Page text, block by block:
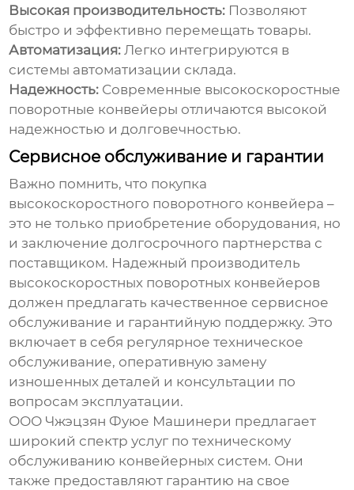
Высокая производительность: Позволяют
быстро и эффективно перемещать товары.
Автоматизация: Легко интегрируются в
системы автоматизации склада.
Надежность: Современные высокоскоростные
поворотные конвейеры отличаются высокой
надежностью и долговечностью.
Сервисное обслуживание и гарантии
Важно помнить, что покупка
высокоскоростного поворотного конвейера –
это не только приобретение оборудования, но
и заключение долгосрочного партнерства с
поставщиком. Надежный производитель
высокоскоростных поворотных конвейеров
должен предлагать качественное сервисное
обслуживание и гарантийную поддержку. Это
включает в себя регулярное техническое
обслуживание, оперативную замену
изношенных деталей и консультации по
вопросам эксплуатации.
ООО Чжэцзян Фуюе Машинери предлагает
широкий спектр услуг по техническому
обслуживанию конвейерных систем. Они
также предоставляют гарантию на свое